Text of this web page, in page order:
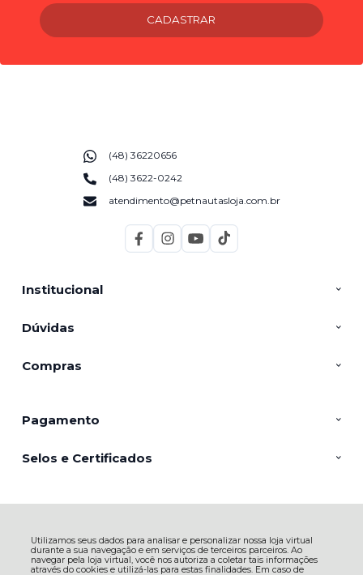
Utilizamos seus dados para analisar e personalizar nossa loja virtual
durante a sua navegação e em serviços de terceiros parceiros. Ao
navegar pela loja virtual, você nos autoriza a coletar tais informações
através do cookies e utilizá-las para estas finalidades. Em caso de
CADASTRAR
Institucional
Dúvidas
Compras
(48) 36220656
(48) 3622-0242
atendimento@petnautasloja.com.br
Pagamento
Selos e Certificados
2949 - Aeroporto - 88705-005 - Tubarão - SC
CNPJ: 23.127.537/0001-12 | © Todos os direitos reservados - Petnautas -
2026